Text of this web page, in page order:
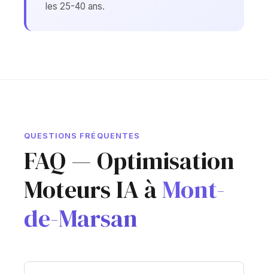
les 25-40 ans.
QUESTIONS FRÉQUENTES
FAQ — Optimisation
Moteurs IA àMont-
de-Marsan